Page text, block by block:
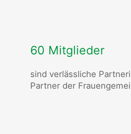
60 Mitglieder
sind verlässliche
Partner der